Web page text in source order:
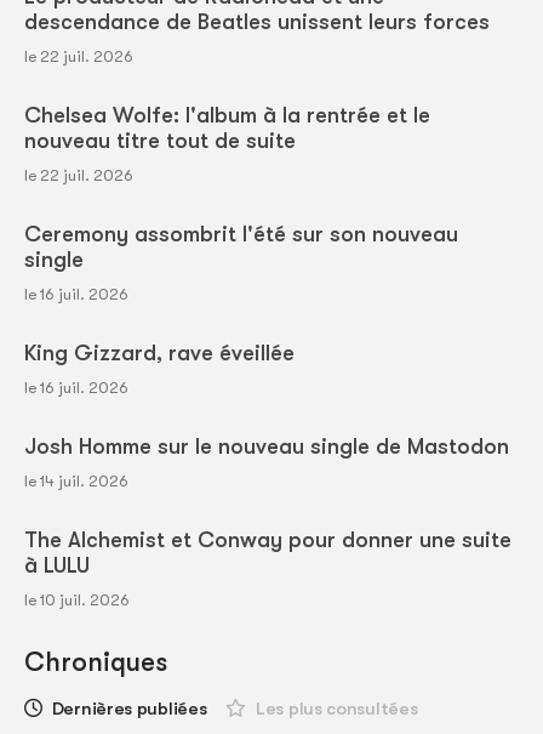
descendance de Beatles unissent leurs forces
le 22 juil. 2026
Chelsea Wolfe: l'album à la rentrée et le
nouveau titre tout de suite
le 22 juil. 2026
Ceremony assombrit l'été sur son nouveau
single
le 16 juil. 2026
King Gizzard, rave éveillée
le 16 juil. 2026
Josh Homme sur le nouveau single de Mastodon
le 14 juil. 2026
The Alchemist et Conway pour donner une suite
à LULU
le 10 juil. 2026
Chroniques
Dernières publiées Les plus consultées